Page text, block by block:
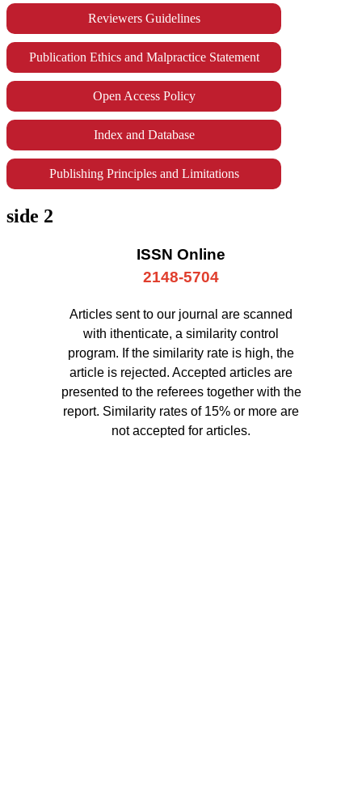
Reviewers Guidelines
Publication Ethics and Malpractice Statement
Open Access Policy
Index and Database
Publishing Principles and Limitations
side 2
ISSN Online
2148-5704
Articles sent to our journal are scanned
with ithenticate, a similarity control
program. If the similarity rate is high, the
article is rejected. Accepted articles are
presented to the referees together with the
report. Similarity rates of 15% or more are
not accepted for articles.